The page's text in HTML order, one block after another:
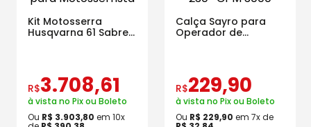
Kit Motosserra
Husqvarna 61 Sabre
15 Pol e Proteção
R$3.708,61
à vista no Pix ou Boleto
Ou R$ 3.903,80 em 10x
Calça Sayro para
Operador de
Motosserra Tipo A
R$229,90
à vista no Pix ou Boleto
Ou R$ 229,90 em 7x de